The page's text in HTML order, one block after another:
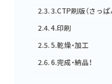
3.CTP刷版（さっぱ
4.印刷
5.乾燥・加工
6.完成・納品！